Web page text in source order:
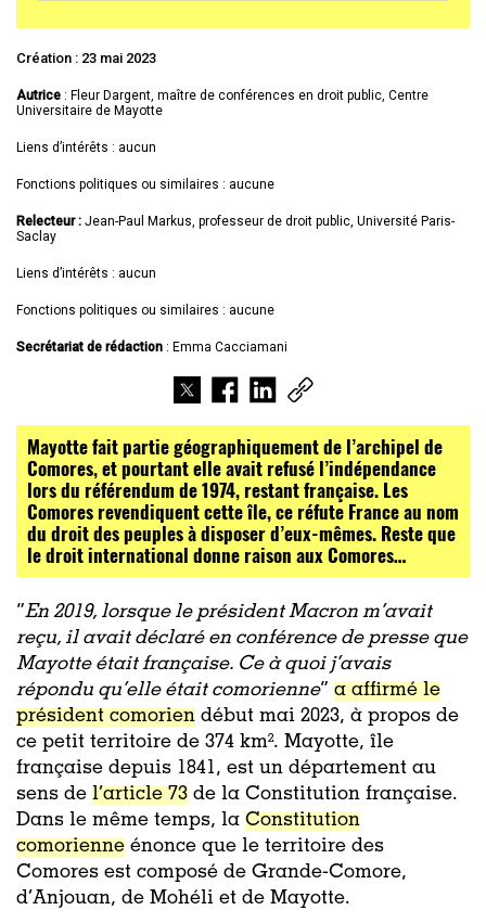
Création : 23 mai 2023
Autrice : Fleur Dargent, maître de conférences en droit public, Centre
Universitaire de Mayotte
Liens d’intérêts : aucun
Fonctions politiques ou similaires : aucune
Relecteur : Jean-Paul Markus, professeur de droit public, Université Paris-
Saclay
Liens d’intérêts : aucun
Fonctions politiques ou similaires : aucune
Secrétariat de rédaction : Emma Cacciamani
Mayotte fait partie géographiquement de l’archipel de
Comores, et pourtant elle avait refusé l’indépendance
lors du référendum de 1974, restant française. Les
Comores revendiquent cette île, ce réfute France au nom
du droit des peuples à disposer d’eux-mêmes. Reste que
le droit international donne raison aux Comores…
“En 2019, lorsque le président Macron m’avait
reçu, il avait déclaré en conférence de presse que
Mayotte était française. Ce à quoi j’avais
répondu qu’elle était comorienne” a affirmé le
président comorien début mai 2023, à propos de
ce petit territoire de 374 km². Mayotte, île
française depuis 1841, est un département au
sens de l’article 73 de la Constitution française.
Dans le même temps, la Constitution
comorienne énonce que le territoire des
Comores est composé de Grande-Comore,
d’Anjouan, de Mohéli et de Mayotte.